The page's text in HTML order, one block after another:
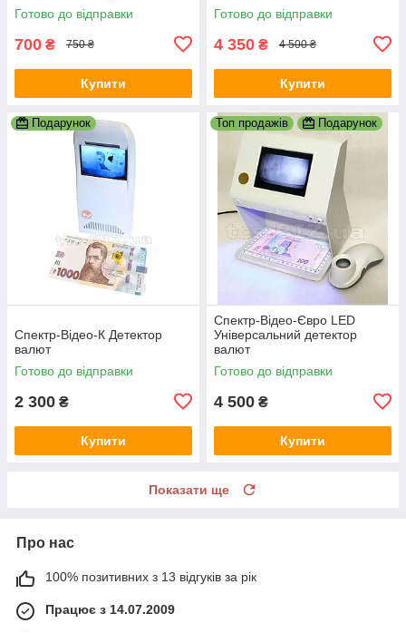
Готово до відправки
700 ₴ 750 ₴
Купити
Готово до відправки
4 350 ₴ 4 500 ₴
Купити
Подарунок
Спектр-Відео-К Детектор
валют
Готово до відправки
2 300 ₴
Купити
Топ продажів Подарунок
Спектр-Відео-Євро LED
Універсальний детектор
валют
Готово до відправки
4 500 ₴
Купити
Показати ще
Про нас
100% позитивних з 13 відгуків за рік
Працює з 14.07.2009